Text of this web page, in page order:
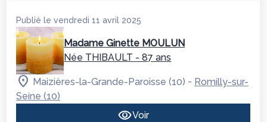
Publié le vendredi 11 avril 2025
Madame Ginette MOULUN
Née THIBAULT - 87 ans
Maizières-la-Grande-Paroisse (10) - Romilly-sur-
Seine (10)
Voir